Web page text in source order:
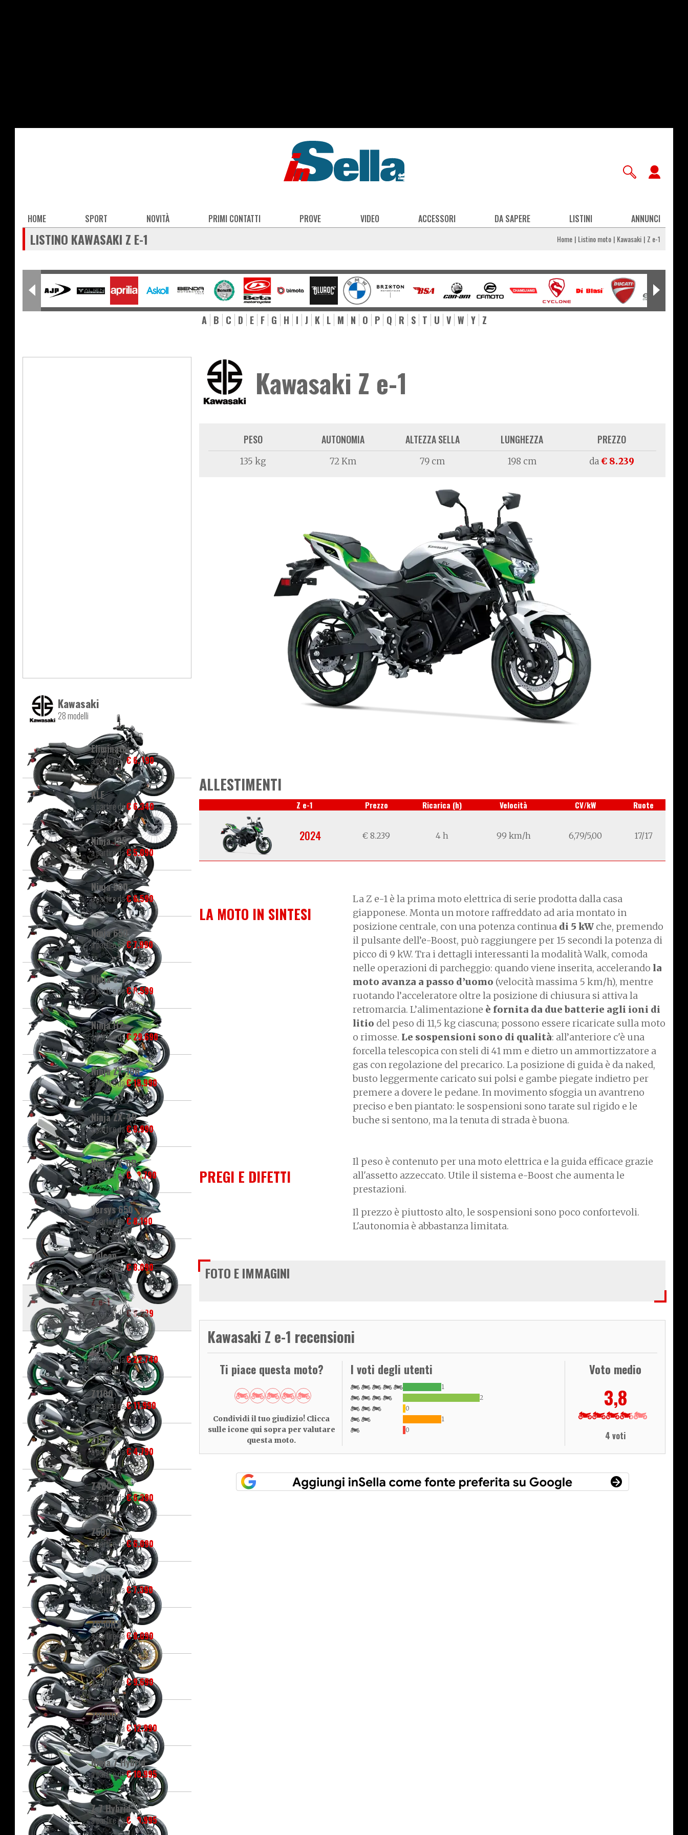
Main
navigation
HOME SPORT NOVITÀ PRIMI CONTATTI PROVE VIDEO ACCESSORI DA SAPERE LISTINI ANNUNCI
LISTINO KAWASAKI Z E-1 Home Listino moto Kawasaki Z e-1
A B C D E F G H I J K L M N O P Q R S T U V W Y Z
Kawasaki
28 modelli
Eliminator
a partire da€ 6.490
KLE
a partire da€ 6.340
Ninja 125
a partire da€ 5.090
Ninja 500
a partire da€ 6.590
Ninja 650
a partire da€ 7.990
Ninja e-1
a partire da€ 8.599
Ninja H2
a partire da€ 29.690
Ninja ZX-10R
a partire da€ 18.990
Ninja ZX-4R
a partire da€ 8.990
Ninja ZX-6R
a partire da€ 12.790
Versys 650
a partire da€ 8.190
Vulcan
a partire da€ 8.090
Z e-1
a partire da€ 8.239
Z H2
a partire da€ 22.740
Z1100
a partire da€ 11.990
Z125
a partire da€ 4.790
Z400
a partire da€ 6.390
Z500
a partire da€ 6.090
Z650
a partire da€ 7.390
Z650RS
a partire da€ 8.090
Z900
a partire da€ 9.690
Z900RS
a partire da€ 12.990
Ninja 7 Hybrid
a partire da€ 10.995
Z 7 Hybrid
a partire da€ 10.995
Kawasaki Z e-1
PESO
135 kg
AUTONOMIA
72 Km
ALTEZZA SELLA
79 cm
LUNGHEZZA
198 cm
PREZZO
da€ 8.239
ALLESTIMENTI
Z e-1 Prezzo Ricarica (h) Velocità CV/kW Ruote
2024 € 8.239 4 h 99 km/h 6,79/5,00 17/17
LA MOTO IN SINTESI
La Z e-1 è la prima moto elettrica di serie prodotta dalla casa
giapponese. Monta un motore raffreddato ad aria montato in
posizione centrale, con una potenza continua di 5 kW che, premendo
il pulsante dell’e-Boost, può raggiungere per 15 secondi la potenza di
picco di 9 kW. Tra i dettagli interessanti la modalità Walk, comoda
nelle operazioni di parcheggio: quando viene inserita, accelerando la
moto avanza a passo d’uomo (velocità massima 5 km/h), mentre
ruotando l’acceleratore oltre la posizione di chiusura si attiva la
retromarcia. L’alimentazione è fornita da due batterie agli ioni di
litio del peso di 11,5 kg ciascuna; possono essere ricaricate sulla moto
o rimosse. Le sospensioni sono di qualità: all’anteriore c'è una
forcella telescopica con steli di 41 mm e dietro un ammortizzatore a
gas con regolazione del precarico. La posizione di guida è da naked,
busto leggermente caricato sui polsi e gambe piegate indietro per
premere a dovere le pedane. In movimento sfoggia un avantreno
preciso e ben piantato: le sospensioni sono tarate sul rigido e le
buche si sentono, ma la tenuta di strada è buona.
PREGI E DIFETTI
Il peso è contenuto per una moto elettrica e la guida efficace grazie
all'assetto azzeccato. Utile il sistema e-Boost che aumenta le
prestazioni.
Il prezzo è piuttosto alto, le sospensioni sono poco confortevoli.
L'autonomia è abbastanza limitata.
FOTO E IMMAGINI
Kawasaki Z e-1 recensioni
Ti piace questa moto?
Condividi il tuo giudizio! Clicca
sulle icone qui sopra per valutare
questa moto.
I voti degli utenti
1
2
0
1
0
Voto medio
3,8
4 voti